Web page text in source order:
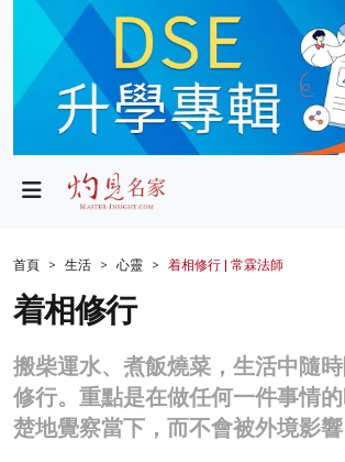
政局
財經
生活
商業
科技
首頁 生活 心靈 着相修行 | 常霖法師
着相修行
搬柴運水、煮飯燒菜，生活中隨
修行。重點是在做任何一件事情
楚地覺察當下，而不會被外境影響